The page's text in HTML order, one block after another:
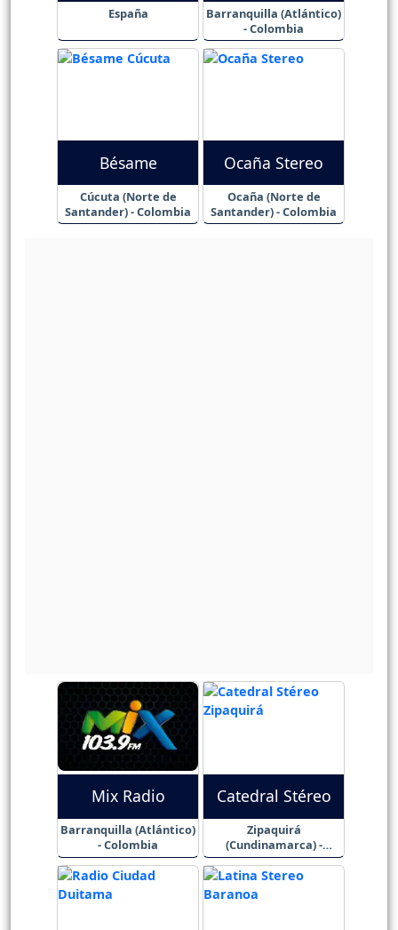
España
Barranquilla (Atlántico)
- Colombia
Bésame
Cúcuta (Norte de
Santander) - Colombia
Ocaña Stereo
Ocaña (Norte de
Santander) - Colombia
Mix Radio
Barranquilla (Atlántico)
- Colombia
Catedral Stéreo
Zipaquirá
(Cundinamarca) -
Colombia